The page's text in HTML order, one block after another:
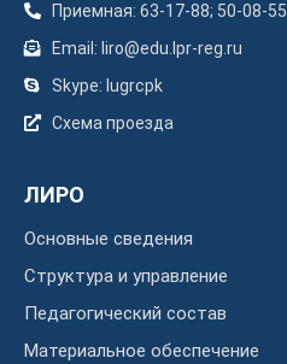
Приемная: 63-17-88; 50-08-55
Email: liro@edu.lpr-reg.ru
Skype: lugrcpk
Схема проезда
ЛИРО
Основные сведения
Структура и управление
Педагогический состав
Материальное обеспечение